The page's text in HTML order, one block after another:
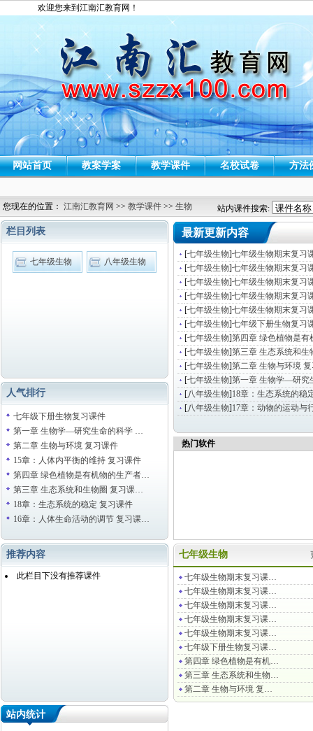
欢迎您来到江南汇教育网！
网站首页 教案学案 教学课件 名校试卷 方法
您现在的位置： 江南汇教育网 >> 教学课件 >> 生物 站内课件搜索:
栏目列表
七年级生物 八年级生物
人气排行
七年级下册生物复习课件
第一章 生物学—研究生命的科学 …
第二章 生物与环境 复习课件
15章：人体内平衡的维持 复习课件
第四章 绿色植物是有机物的生产者…
第三章 生态系统和生物圈 复习课…
18章：生态系统的稳定 复习课件
16章：人体生命活动的调节 复习课…
推荐内容
此栏目下没有推荐课件
站内统计
最新更新内容
[七年级生物]七年级生物期末复习
[七年级生物]七年级生物期末复习
[七年级生物]七年级生物期末复习
[七年级生物]七年级生物期末复习
[七年级生物]七年级生物期末复习
[七年级生物]七年级下册生物复习
[七年级生物]第四章 绿色植物是有
[七年级生物]第三章 生态系统和生
[七年级生物]第二章 生物与环境
[七年级生物]第一章 生物学—研究
[八年级生物]18章：生态系统的稳
[八年级生物]17章：动物的运动与
热门软件
七年级生物
七年级生物期末复习课…
七年级生物期末复习课…
七年级生物期末复习课…
七年级生物期末复习课…
七年级生物期末复习课…
七年级下册生物复习课…
第四章 绿色植物是有机…
第三章 生态系统和生物…
第二章 生物与环境 复…